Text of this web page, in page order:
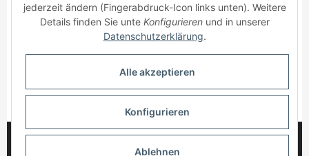
Informationen
© 2025 myWheelz - Alle Rechte vorbehalten.
Handmade with Passion
jederzeit ändern (Fingerabdruck-Icon links unten). Weitere
Details finden Sie unte Konfigurierenund in unserer
Datenschutzerklärung.
Alle akzeptieren
Konfigurieren
Ablehnen